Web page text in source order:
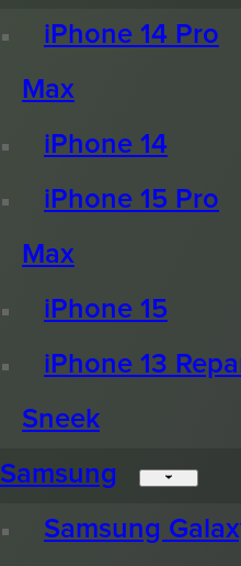
iPhone 14 Pro
Max
iPhone 14
iPhone 15 Pro
Max
iPhone 15
iPhone 13
Sneek
Samsung
Samsung